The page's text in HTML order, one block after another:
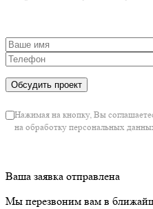
Нажимая на кнопку, Вы
на обработку персональных
Ваша заявка отправлена
Мы перезвоним вам в